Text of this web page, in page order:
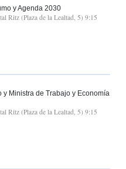
y Agenda 2030
Ritz (Plaza de la Lealtad, 5) 9:15
Ministra de Trabajo y Economía
Ritz (Plaza de la Lealtad, 5) 9:15